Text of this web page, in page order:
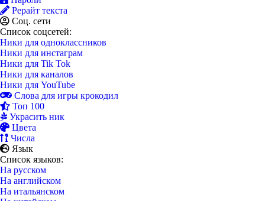
Рерайт текста
Соц. сети
Список соцсетей:
Ники для одноклассников
Ники для инстаграм
Ники для Tik Tok
Ники для каналов
Ники для YouTube
Слова для игры крокодил
Топ 100
Украсить ник
Цвета
Числа
Язык
Список языков:
На русском
На английском
На итальянском